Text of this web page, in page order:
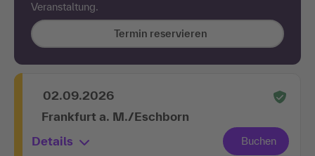
Veranstaltung.
Termin reservieren
02.09.2026
Frankfurt a. M./Eschborn
Details